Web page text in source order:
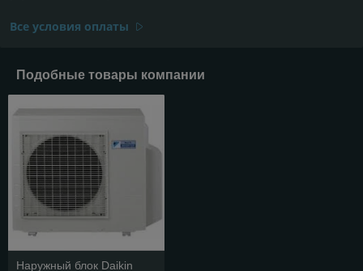
Все условия оплаты
Подобные товары компании
Наружный блок Daikin